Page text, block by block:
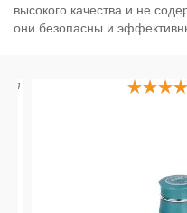
высокого качества и не
они безопасны и